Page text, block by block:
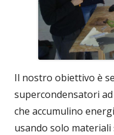
Il nostro obiettivo è
supercondensatori
che accumulino
usando solo